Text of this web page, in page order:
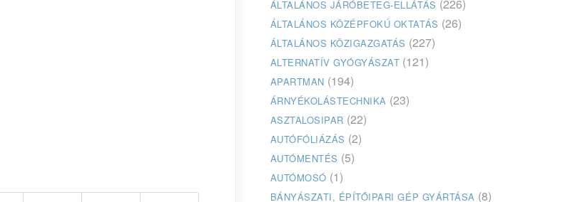
ÁLTALÁNOS JÁRÓBETEG-ELLÁTÁS (226)
ÁLTALÁNOS KÖZÉPFOKÚ OKTATÁS (26)
ÁLTALÁNOS KÖZIGAZGATÁS (227)
ALTERNATÍV GYÓGYÁSZAT (121)
APARTMAN (194)
ÁRNYÉKOLÁSTECHNIKA (23)
ASZTALOSIPAR (22)
AUTÓFÓLIÁZÁS (2)
AUTÓMENTÉS (5)
AUTÓMOSÓ (1)
BÁNYÁSZATI, ÉPÍTŐIPARI GÉP GYÁRTÁSA (8)